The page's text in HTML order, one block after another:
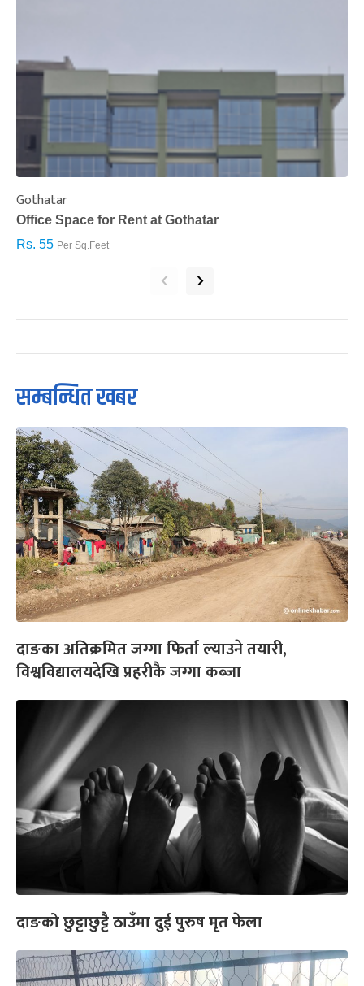
Gothatar
Office Space for Rent at Gothatar
Rs. 55 Per Sq.Feet
‹ ›
सम्बन्धित खबर
दाङका अतिक्रमित जग्गा फिर्ता ल्याउने तयारी,
विश्वविद्यालयदेखि प्रहरीकै जग्गा कब्जा
दाङको छुट्टाछुट्टै ठाउँमा दुई पुरुष मृत फेला